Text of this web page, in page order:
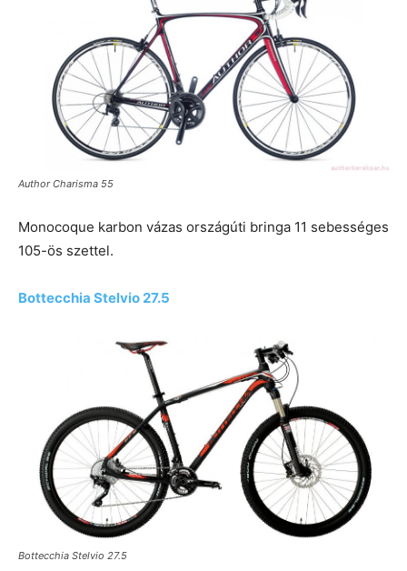
Author Charisma 55
Monocoque karbon vázas országúti bringa 11 sebességes
105-ös szettel.
Bottecchia Stelvio 27.5
Bottecchia Stelvio 27.5